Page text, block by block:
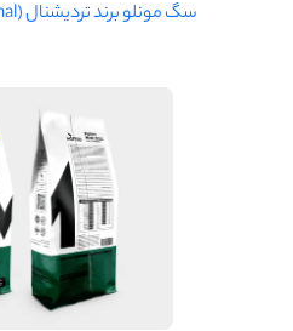
سگ مونلو برند تردیشنال (traditional) + قیمت ارزان